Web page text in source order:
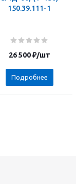
150.39.111-1
26 500₽/шт
Подробнее